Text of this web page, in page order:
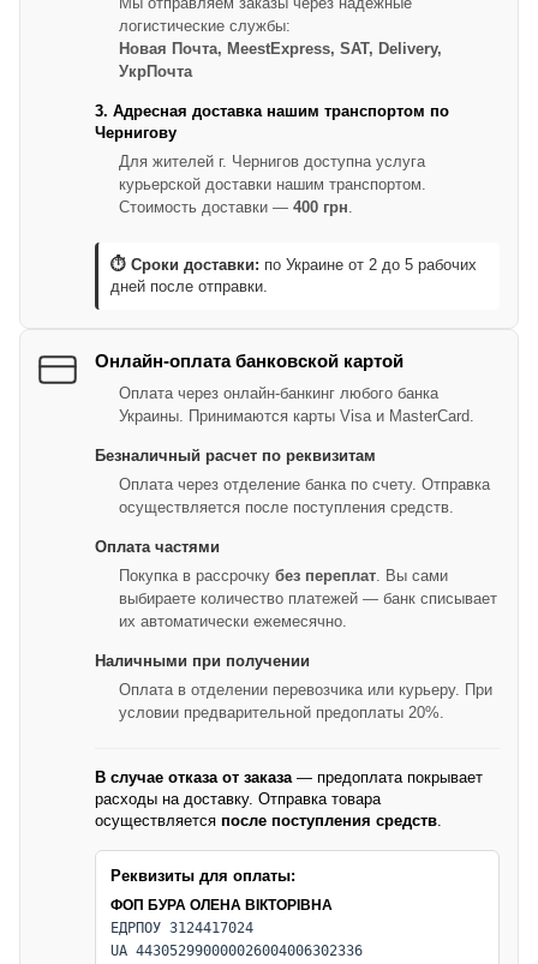
логистические службы:
Новая Почта, MeestExpress, SAT, Delivery,
УкрПочта
3. Адресная доставка нашим транспортом по
Чернигову
Для жителей г. Чернигов доступна услуга
курьерской доставки нашим транспортом.
Стоимость доставки — 400 грн.
⏱ Сроки доставки: по Украине от 2 до 5 рабочих
дней после отправки.
Онлайн-оплата банковской картой
Оплата через онлайн-банкинг любого банка
Украины. Принимаются карты Visa и MasterCard.
Безналичный расчет по реквизитам
Оплата через отделение банка по счету. Отправка
осуществляется после поступления средств.
Оплата частями
Покупка в рассрочку без переплат. Вы сами
выбираете количество платежей — банк списывает
их автоматически ежемесячно.
Наличными при получении
Оплата в отделении перевозчика или курьеру. При
условии предварительной предоплаты 20%.
В случае отказа от заказа— предоплата покрывает
расходы на доставку. Отправка товара
осуществляется после поступления средств.
Реквизиты для оплаты:
ФОП БУРА ОЛЕНА ВІКТОРІВНА
ЕДРПОУ 3124417024
UA 443052990000026004006302336